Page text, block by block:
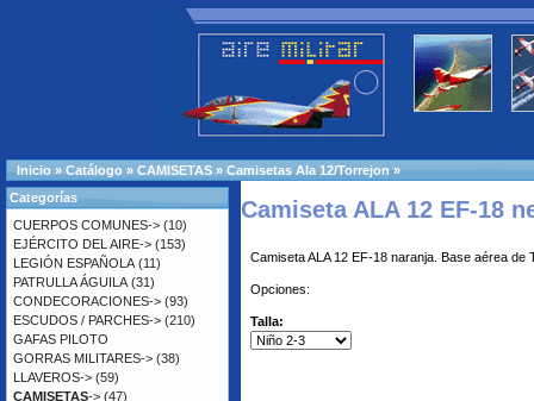
Inicio » Catálogo » CAMISETAS » Camisetas Ala 12/Torrejon »
Camiseta ALA 12 EF-18
Camiseta ALA 12 EF-18 naranja. Base aérea de
Opciones:
Talla:
Categorías
CUERPOS COMUNES-> (10)
EJÉRCITO DEL AIRE-> (153)
LEGIÓN ESPAÑOLA (11)
PATRULLA ÁGUILA (31)
CONDECORACIONES-> (93)
ESCUDOS / PARCHES-> (210)
GAFAS PILOTO
GORRAS MILITARES-> (38)
LLAVEROS-> (59)
CAMISETAS-> (47)